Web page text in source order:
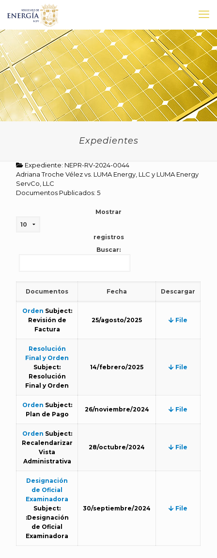
Expedientes
Expediente: NEPR-RV-2024-0044
Adriana Troche Vélez vs. LUMA Energy, LLC y LUMA Energy
ServCo, LLC
Documentos Publicados: 5
Mostrar
registros
Buscar:
Documentos Fecha Descargar
Orden Subject:
Revisión de
Factura
25/agosto/2025 File
Resolución
Final y Orden
Subject:
Resolución
Final y Orden
14/febrero/2025 File
Orden Subject:
Plan de Pago
26/noviembre/2024 File
Orden Subject:
Recalendarizar
Vista
Administrativa
28/octubre/2024 File
Designación
de Oficial
Examinadora
Subject:
:Designación
de Oficial
Examinadora
30/septiembre/2024 File